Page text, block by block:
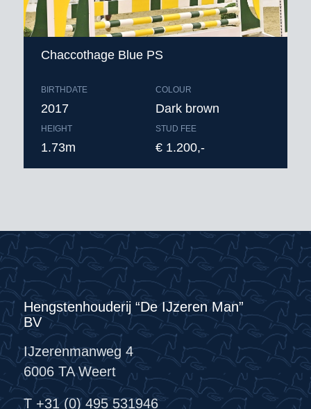
Chaccothage Blue PS
BIRTHDATE
2017
HEIGHT
1.73m
COLOUR
Dark brown
STUD FEE
€ 1.200,-
Hengstenhouderij “De IJzeren Man”
BV
IJzerenmanweg 4
6006 TA Weert
T +31 (0) 495 531946